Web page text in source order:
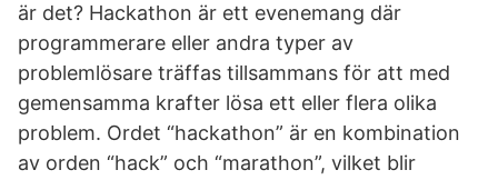
är det? Hackathon är ett evenemang där
programmerare eller andra typer av
problemlösare träffas tillsammans för att med
gemensamma krafter lösa ett eller flera olika
problem. Ordet “hackathon” är en kombination
av orden “hack” och “marathon”, vilket blir